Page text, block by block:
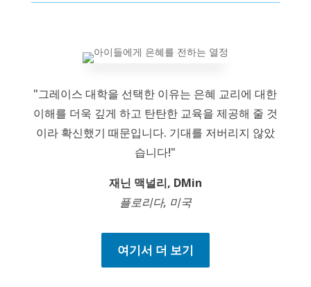
"그레이스 대학을 선택한 이유는 은혜 교리에 대한
이해를 더욱 깊게 하고 탄탄한 교육을 제공해 줄 것
이라 확신했기 때문입니다. 기대를 저버리지 않았
습니다!"
재닌 맥널리, DMin
플로리다, 미국
여기서 더 보기